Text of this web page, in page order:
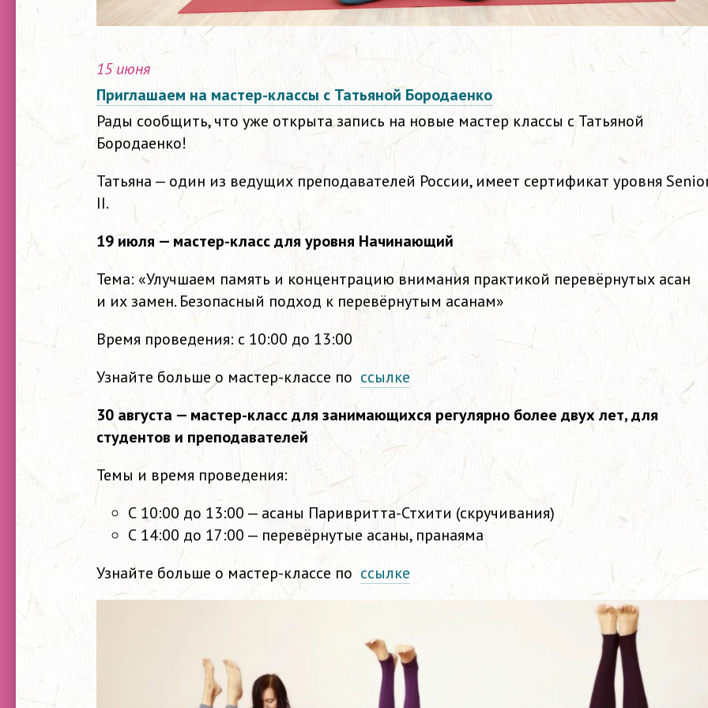
15 июня
Приглашаем на мастер-классы с Татьяной Бородаенко
Рады сообщить, что уже открыта запись на новые мастер классы с Татьяной
Бородаенко!
Татьяна — один из ведущих преподавателей России, имеет сертификат уровня
II.
19 июля — мастер-класс для уровня Начинающий
Тема: «Улучшаем память и концентрацию внимания практикой перевёрнутых асан
и их замен. Безопасный подход к перевёрнутым асанам»
Время проведения: с 10:00 до 13:00
Узнайте больше о мастер-классе по ссылке
30 августа — мастер-класс для занимающихся регулярно более двух лет, для
студентов и преподавателей
Темы и время проведения:
С 10:00 до 13:00 — асаны Паривритта-Стхити (скручивания)
С 14:00 до 17:00 — перевёрнутые асаны, пранаяма
Узнайте больше о мастер-классе по ссылке